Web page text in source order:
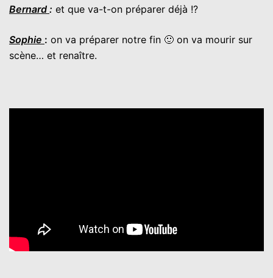
Bernard : et que va-t-on préparer déjà !?
Sophie : on va préparer notre fin 🙂 on va mourir sur
scène… et renaître.